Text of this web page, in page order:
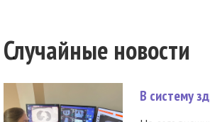
Случайные новости
В систему